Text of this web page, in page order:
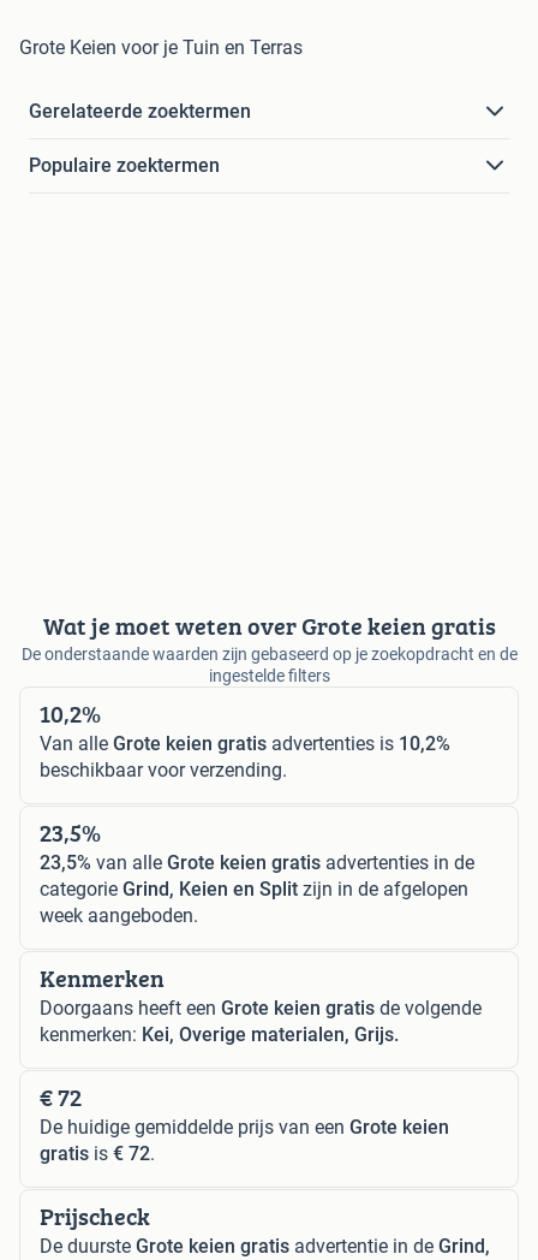
Grote Keien voor je Tuin en Terras
Gerelateerde zoektermen
Populaire zoektermen
Wat je moet weten over Grote keien gratis
De onderstaande waarden zijn gebaseerd op je zoekopdracht en de
ingestelde filters
10,2%
Van alle Grote keien gratis advertenties is 10,2%
beschikbaar voor verzending.
23,5%
23,5% van alle Grote keien gratis advertenties in de
categorie Grind, Keien en Split zijn in de afgelopen
week aangeboden.
Kenmerken
Doorgaans heeft een Grote keien gratis de volgende
kenmerken: Kei, Overige materialen, Grijs.
€ 72
De huidige gemiddelde prijs van een Grote keien
gratis is € 72.
Prijscheck
De duurste Grote keien gratis advertentie in de Grind,